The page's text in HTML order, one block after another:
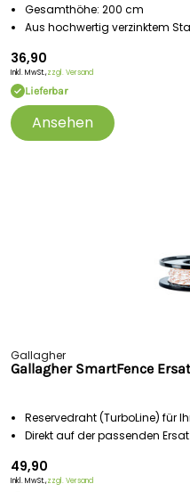
Gesamthöhe: 200 cm
Aus hochwertig verzinktem
36,90
Inkl. MwSt.,zzgl. Versand
Lieferbar
Ansehen
Gallagher
Gallagher SmartFence
Reservedraht (TurboLine) für
Direkt auf der passenden
49,90
Inkl. MwSt.,zzgl. Versand